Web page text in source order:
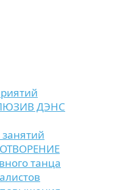
ДЭНС
танца